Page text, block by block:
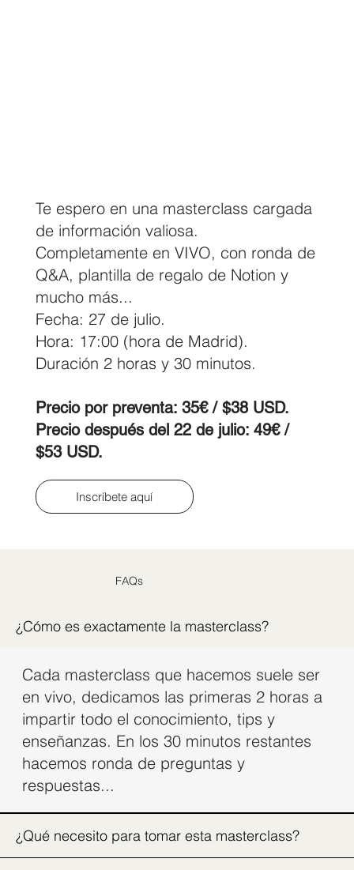
Te espero en una masterclass cargada
de información valiosa.
Completamente en VIVO, con ronda de
Q&A, plantilla de regalo de Notion y
mucho más...
Fecha: 27 de julio.
Hora: 17:00 (hora de Madrid).
Duración 2 horas y 30 minutos.
Precio por preventa: 35€ / $38 USD.
Precio después del 22 de julio: 49€ /
$53 USD.
Inscríbete aquí
FAQs
¿Cómo es exactamente la masterclass?
Cada masterclass que hacemos suele ser
en vivo, dedicamos las primeras 2 horas a
impartir todo el conocimiento, tips y
enseñanzas. En los 30 minutos restantes
hacemos ronda de preguntas y
respuestas...
¿Qué necesito para tomar esta masterclass?